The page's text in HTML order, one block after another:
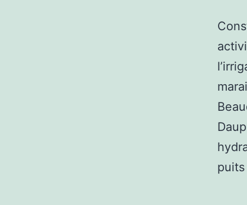
puits